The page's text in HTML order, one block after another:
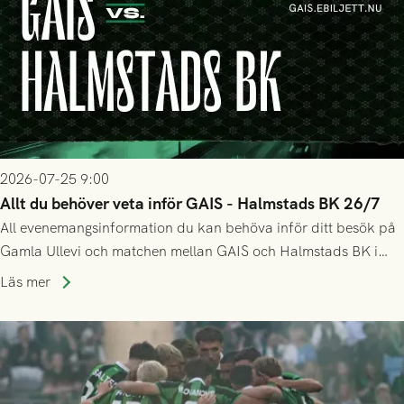
2026-07-25 9:00
Allt du behöver veta inför GAIS - Halmstads BK 26/7
All evenemangsinformation du kan behöva inför ditt besök på
Gamla Ullevi och matchen mellan GAIS och Halmstads BK i
Allsvenskan! Avspark kl 16.30 på söndag 26/7.
Läs mer